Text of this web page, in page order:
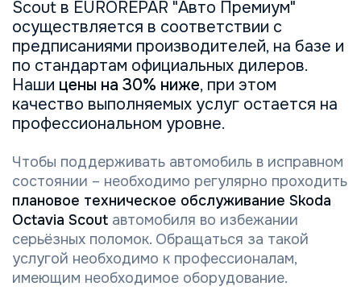
Scout в EUROREPAR "Авто Премиум"
осуществляется в соответствии с
предписаниями производителей, на базе и
по стандартам официальных дилеров.
Наши цены на 30% ниже, при этом
качество выполняемых услуг остается на
профессиональном уровне.
Чтобы поддерживать автомобиль в исправном
состоянии – необходимо регулярно проходить
плановое техническое обслуживание Skoda
Octavia Scout автомобиля во избежании
серьёзных поломок. Обращаться за такой
услугой необходимо к профессионалам,
имеющим необходимое оборудование.